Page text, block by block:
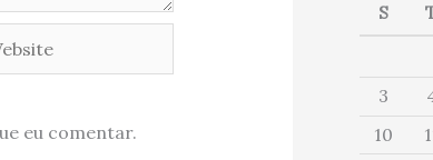
eu comentar.
S
3
10